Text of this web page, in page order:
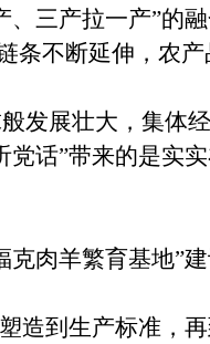
产拉一产”的融
条不断延伸，农
壮大，集体经
话”带来的是实
羊繁育基地”建
到生产标准，再